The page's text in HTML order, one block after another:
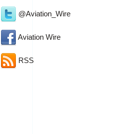
@Aviation_Wire
Aviation Wire
RSS